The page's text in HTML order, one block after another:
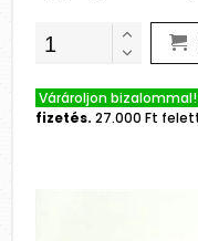
Várároljon bizalommal!
fizetés. 27.000 Ft